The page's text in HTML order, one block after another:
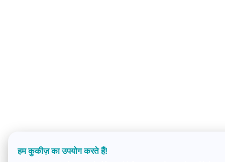
हम कुकीज़ का उपयोग करते हैं!